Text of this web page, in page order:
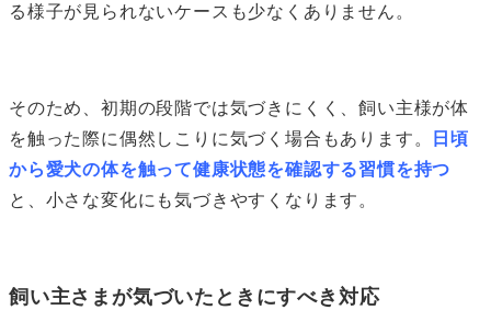
る様子が見られないケースも少なくありません。
そのため、初期の段階では気づきにくく、飼い主様が体
を触った際に偶然しこりに気づく場合もあります。
日頃
から愛犬の体を触って健康状態を確認する習慣を持つ
と、小さな変化にも気づきやすくなります。
飼い主さまが気づいたときにすべき対応